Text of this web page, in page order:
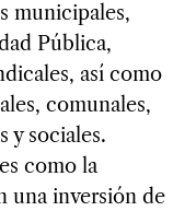
municipales,
Pública,
así como
comunales,
y sociales.
como la
una inversión de